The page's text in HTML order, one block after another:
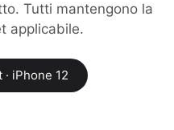
Tutti mantengono la
applicabile.
iPhone 12